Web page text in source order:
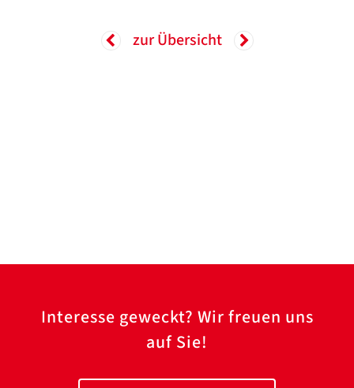
zur Übersicht
Interesse geweckt? Wir freuen uns
auf Sie!